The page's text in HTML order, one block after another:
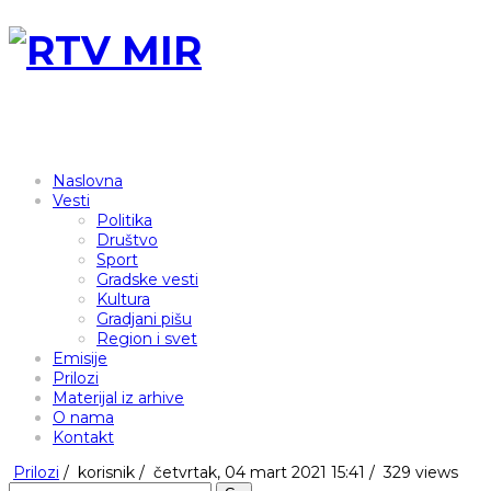
Naslovna
Vesti
Politika
Društvo
Sport
Gradske vesti
Kultura
Gradjani pišu
Region i svet
Emisije
Prilozi
Materijal iz arhive
O nama
Kontakt
Prilozi / korisnik / četvrtak, 04 mart 2021 15:41 / 329 views